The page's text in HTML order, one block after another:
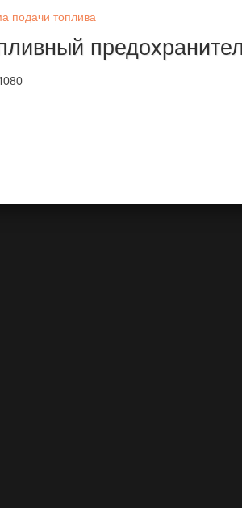
подачи топлива